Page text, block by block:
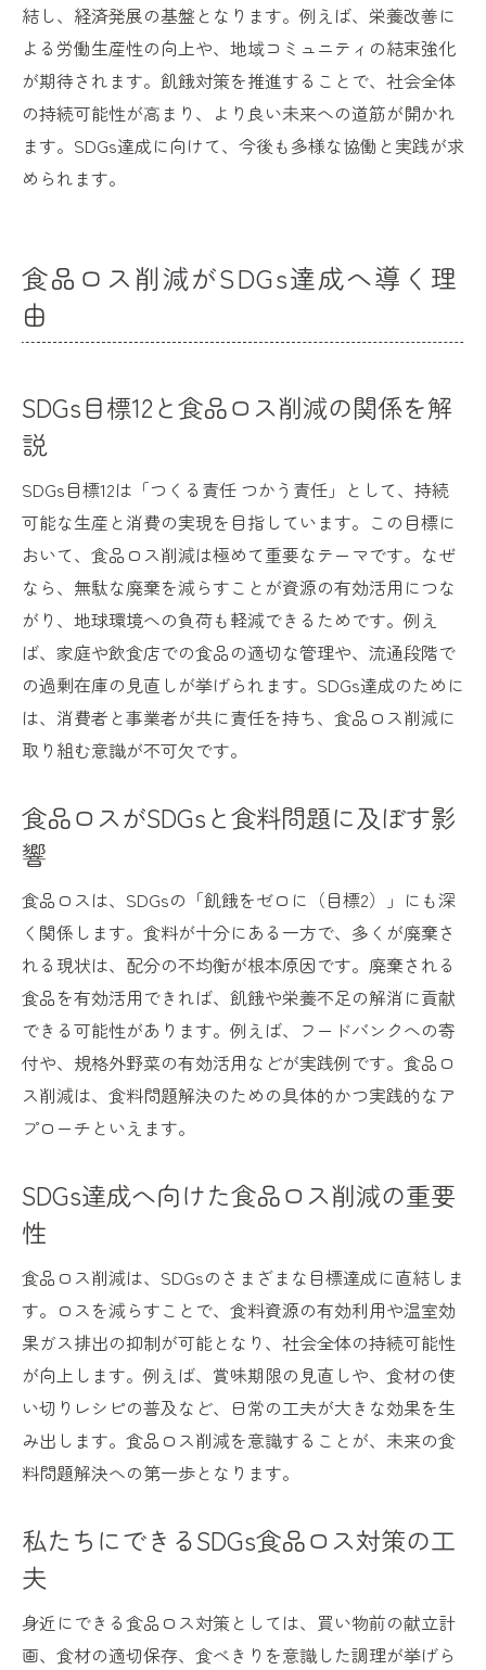
結し、経済発展の基盤となります。例えば、栄養改善に
よる労働生産性の向上や、地域コミュニティの結束強化
が期待されます。飢餓対策を推進することで、社会全体
の持続可能性が高まり、より良い未来への道筋が開かれ
ます。SDGs達成に向けて、今後も多様な協働と実践が求
められます。
食品ロス削減がSDGs達成へ導く理
由
SDGs目標12と食品ロス削減の関係を解
説
SDGs目標12は「つくる責任 つかう責任」として、持続
可能な生産と消費の実現を目指しています。この目標に
おいて、食品ロス削減は極めて重要なテーマです。なぜ
なら、無駄な廃棄を減らすことが資源の有効活用につな
がり、地球環境への負荷も軽減できるためです。例え
ば、家庭や飲食店での食品の適切な管理や、流通段階で
の過剰在庫の見直しが挙げられます。SDGs達成のために
は、消費者と事業者が共に責任を持ち、食品ロス削減に
取り組む意識が不可欠です。
食品ロスがSDGsと食料問題に及ぼす影
響
食品ロスは、SDGsの「飢餓をゼロに（目標2）」にも深
く関係します。食料が十分にある一方で、多くが廃棄さ
れる現状は、配分の不均衡が根本原因です。廃棄される
食品を有効活用できれば、飢餓や栄養不足の解消に貢献
できる可能性があります。例えば、フードバンクへの寄
付や、規格外野菜の有効活用などが実践例です。食品ロ
ス削減は、食料問題解決のための具体的かつ実践的なア
プローチといえます。
SDGs達成へ向けた食品ロス削減の重要
性
食品ロス削減は、SDGsのさまざまな目標達成に直結しま
す。ロスを減らすことで、食料資源の有効利用や温室効
果ガス排出の抑制が可能となり、社会全体の持続可能性
が向上します。例えば、賞味期限の見直しや、食材の使
い切りレシピの普及など、日常の工夫が大きな効果を生
み出します。食品ロス削減を意識することが、未来の食
料問題解決への第一歩となります。
私たちにできるSDGs食品ロス対策の工
夫
身近にできる食品ロス対策としては、買い物前の献立計
画、食材の適切保存、食べきりを意識した調理が挙げら